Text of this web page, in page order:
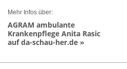
Mehr Infos über:
AGRAM ambulante
Krankenpflege Anita Rasic
auf da-schau-her.de »